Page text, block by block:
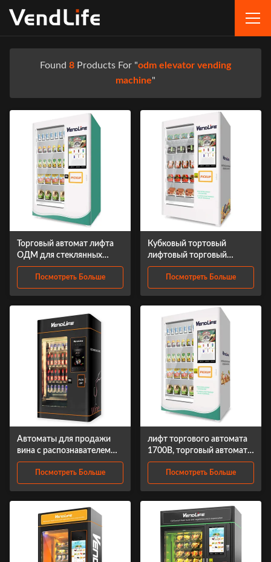
Found 8 Products For "odm elevator vending
machine"
Торговый автомат лифта
ОДМ для стеклянных
бутылок
многофункциональных
220пкс
Посмотреть Больше
Кубковый тортовый
лифтовый торговый
автомат ODM доступен
Упрощенная стеклянная
система MDB
Посмотреть Больше
Автоматы для продажи
вина с распознавателем
возраста
Посмотреть Больше
лифт торгового автомата
1700В, торговый автомат
экрана касания духов
ОДМПосмотреть Больше